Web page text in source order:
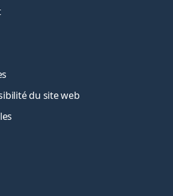
du site web